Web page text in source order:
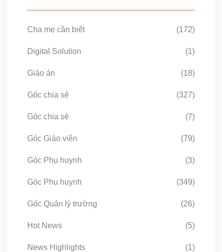
Cha mẹ cần biết (172)
Digital Solution (1)
Giáo án (18)
Góc chia sẻ (327)
Góc chia sẻ (7)
Góc Giáo viên (79)
Góc Phụ huynh (3)
Góc Phụ huynh (349)
Góc Quản lý trường (26)
Hot News (5)
News Highlights (1)